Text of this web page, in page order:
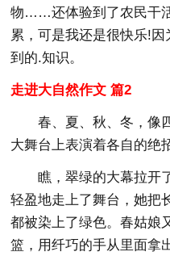
物……还体验到了农民干
累，可是我还是很快乐!
到的.知识。
走进大自然作文 篇2
春、夏、秋、冬，像
大舞台上表演着各自的绝
瞧，翠绿的大幕拉开
轻盈地走上了舞台，她把
都被染上了绿色。春姑娘
篮，用纤巧的手从里面拿